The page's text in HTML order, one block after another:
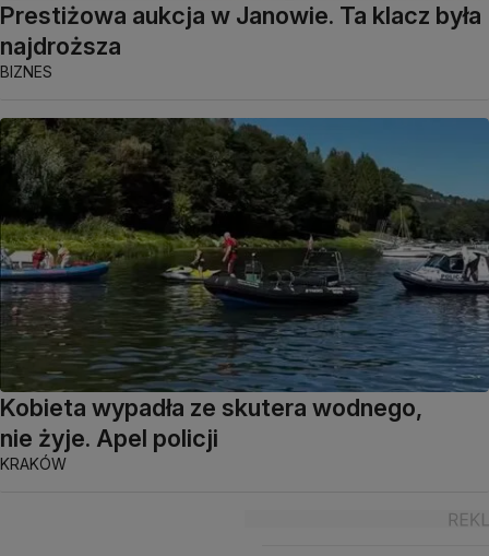
Prestiżowa aukcja w Janowie. Ta klacz była
najdroższa
BIZNES
Kobieta wypadła ze skutera wodnego,
nie żyje. Apel policji
KRAKÓW